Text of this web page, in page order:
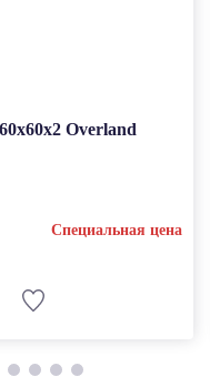
Overland
Специальная цена